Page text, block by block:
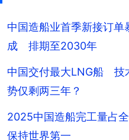
中国造船业首季新接订
成 排期至2030年
中国交付最大LNG船
势仅剩两三年？
2025中国造船完工量占
保持世界第一